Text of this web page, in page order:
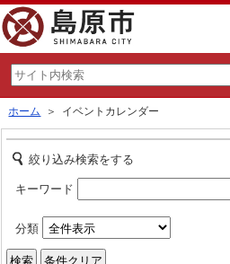
ホーム ＞ イベントカレンダー
絞り込み検索をする
キーワード
分類